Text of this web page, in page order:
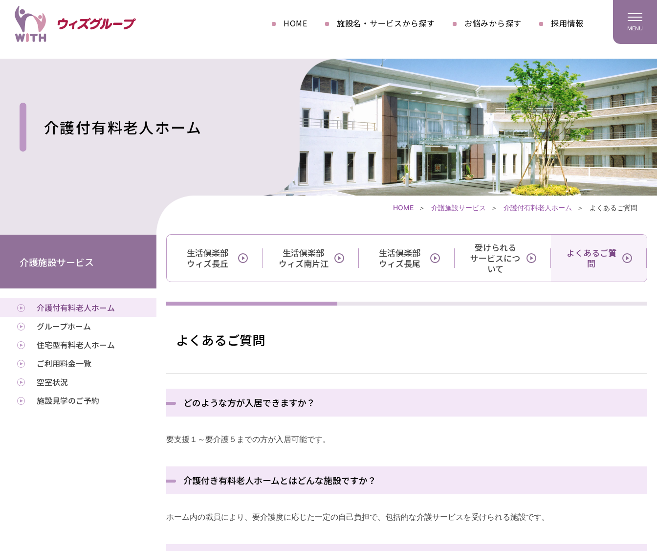
HOME 施設名・サービスから探す お悩みから探す 採用情報 MENU
介護付有料老人ホーム
HOME 介護施設サービス 介護付有料老人ホーム よくあるご質問
生活倶楽部
ウィズ長丘
生活倶楽部
ウィズ南片江
生活倶楽部
ウィズ長尾
受けられる
サービスにつ
いて
よくあるご質
問
よくあるご質問
どのような方が入居できますか？
要支援１～要介護５までの方が入居可能です。
介護付き有料老人ホームとはどんな施設ですか？
ホーム内の職員により、要介護度に応じた一定の自己負担で、包括的な介護サービスを受けられる施設です。
介護施設サービス
介護付有料老人ホーム
グループホーム
住宅型有料老人ホーム
ご利用料金一覧
空室状況
施設見学のご予約